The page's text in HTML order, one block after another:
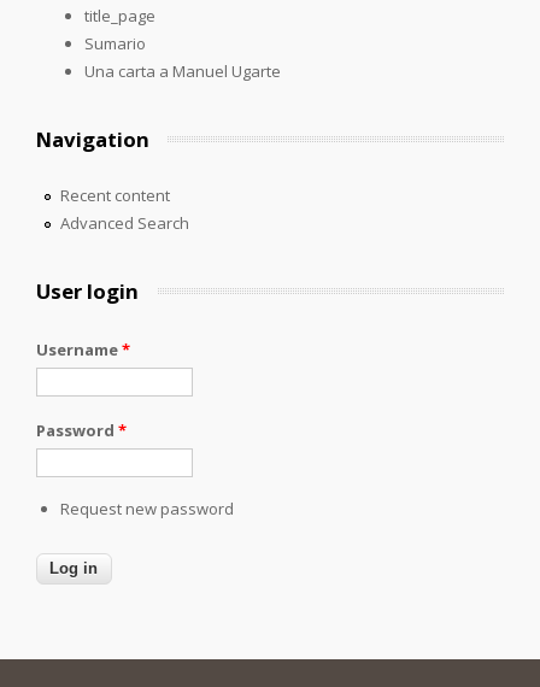
title_page
Sumario
Una carta a Manuel Ugarte
Navigation
Recent content
Advanced Search
User login
Username*
Password *
Request new password